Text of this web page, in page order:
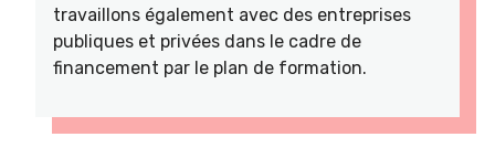
travaillons également avec des entreprises
publiques et privées dans le cadre de
financement par le plan de formation.